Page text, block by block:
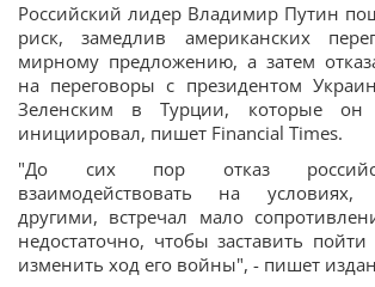
Российский лидер Владимир Путин
риск, замедлив американских
мирному предложению, а затем
на переговоры с президентом
Зеленским в Турции, которые он
инициировал, пишет Financial Times.
"До сих пор отказ
взаимодействовать на условиях,
другими, встречал мало
недостаточно, чтобы заставить
изменить ход его войны", - пишет